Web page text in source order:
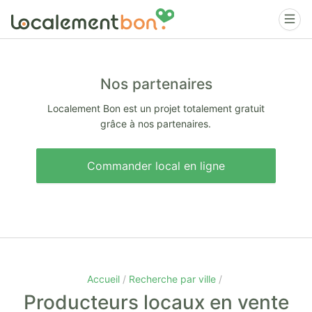
Nos partenaires
Localement Bon est un projet totalement gratuit
grâce à nos partenaires.
Commander local en ligne
Accueil Recherche par ville
Producteurs locaux en vente